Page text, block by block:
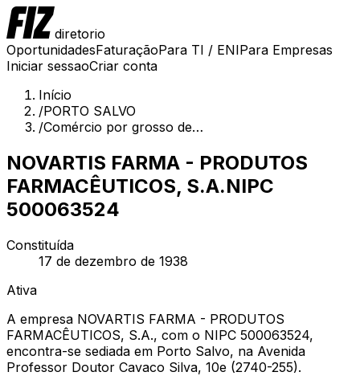
diretorio
OportunidadesFaturaçãoPara TI / ENIPara Empresas
Iniciar sessaoCriar conta
Início
/PORTO SALVO
/Comércio por grosso de…
NOVARTIS FARMA - PRODUTOS
FARMACÊUTICOS, S.A.NIPC
500063524
Constituída
17 de dezembro de 1938
Ativa
A empresa NOVARTIS FARMA - PRODUTOS
FARMACÊUTICOS, S.A., com o NIPC 500063524,
encontra-se sediada em Porto Salvo, na Avenida
Professor Doutor Cavaco Silva, 10e (2740-255).